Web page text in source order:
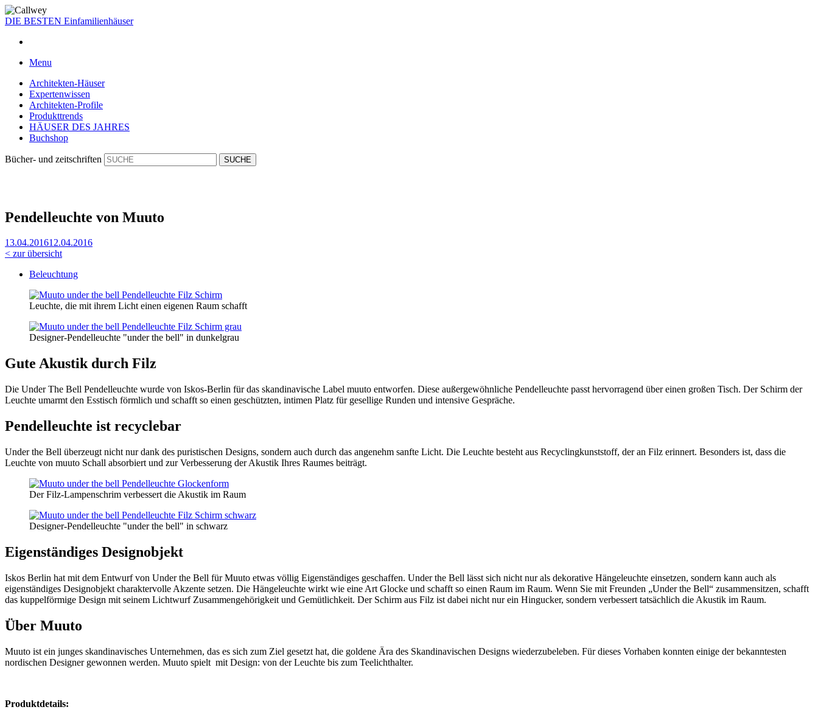
DIE BESTEN Einfamilienhäuser
Menu
Architekten-Häuser
Expertenwissen
Architekten-Profile
Produkttrends
HÄUSER DES JAHRES
Buchshop
Bücher- und zeitschriften
Pendelleuchte von Muuto
13.04.201612.04.2016
< zur übersicht
Beleuchtung
Leuchte, die mit ihrem Licht einen eigenen Raum schafft
Designer-Pendelleuchte "under the bell" in dunkelgrau
Gute Akustik durch Filz
Die Under The Bell Pendelleuchte wurde von Iskos-Berlin für das skandinavische Label muuto entworfen. Diese außergewöhnliche Pendelleuchte passt hervorragend über einen großen Tisch. Der Schirm der
Leuchte umarmt den Esstisch förmlich und schafft so einen geschützten, intimen Platz für gesellige Runden und intensive Gespräche.
Pendelleuchte ist recyclebar
Under the Bell überzeugt nicht nur dank des puristischen Designs, sondern auch durch das angenehm sanfte Licht. Die Leuchte besteht aus Recyclingkunststoff, der an Filz erinnert. Besonders ist, dass die
Leuchte von muuto Schall absorbiert und zur Verbesserung der Akustik Ihres Raumes beiträgt.
Der Filz-Lampenschrim verbessert die Akustik im Raum
Designer-Pendelleuchte "under the bell" in schwarz
Eigenständiges Designobjekt
Iskos Berlin hat mit dem Entwurf von Under the Bell für Muuto etwas völlig Eigenständiges geschaffen. Under the Bell lässt sich nicht nur als dekorative Hängeleuchte einsetzen, sondern kann auch als
eigenständiges Designobjekt charaktervolle Akzente setzen. Die Hängeleuchte wirkt wie eine Art Glocke und schafft so einen Raum im Raum. Wenn Sie mit Freunden „Under the Bell“ zusammensitzen, schafft
das kuppelförmige Design mit seinem Lichtwurf Zusammengehörigkeit und Gemütlichkeit. Der Schirm aus Filz ist dabei nicht nur ein Hingucker, sondern verbessert tatsächlich die Akustik im Raum.
Über Muuto
Muuto ist ein junges skandinavisches Unternehmen, das es sich zum Ziel gesetzt hat, die goldene Ära des Skandinavischen Designs wiederzubeleben. Für dieses Vorhaben konnten einige der bekanntesten
nordischen Designer gewonnen werden. Muuto spielt mit Design: von der Leuchte bis zum Teelichthalter.
Produktdetails: